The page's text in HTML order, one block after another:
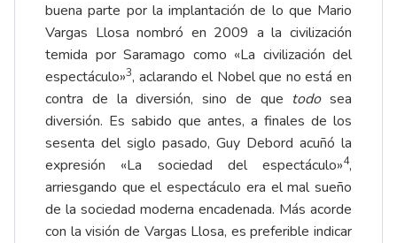
buena parte por la implantación de lo que Mario
Vargas Llosa nombró en 2009 a la civilización
temida por Saramago como «La civilización del
espectáculo»3, aclarando el Nobel que no está en
contra de la diversión, sino de que todosea
diversión. Es sabido que antes, a finales de los
sesenta del siglo pasado, Guy Debord acuñó la
expresión «La sociedad del espectáculo»4,
arriesgando que el espectáculo era el mal sueño
de la sociedad moderna encadenada. Más acorde
con la visión de Vargas Llosa, es preferible indicar